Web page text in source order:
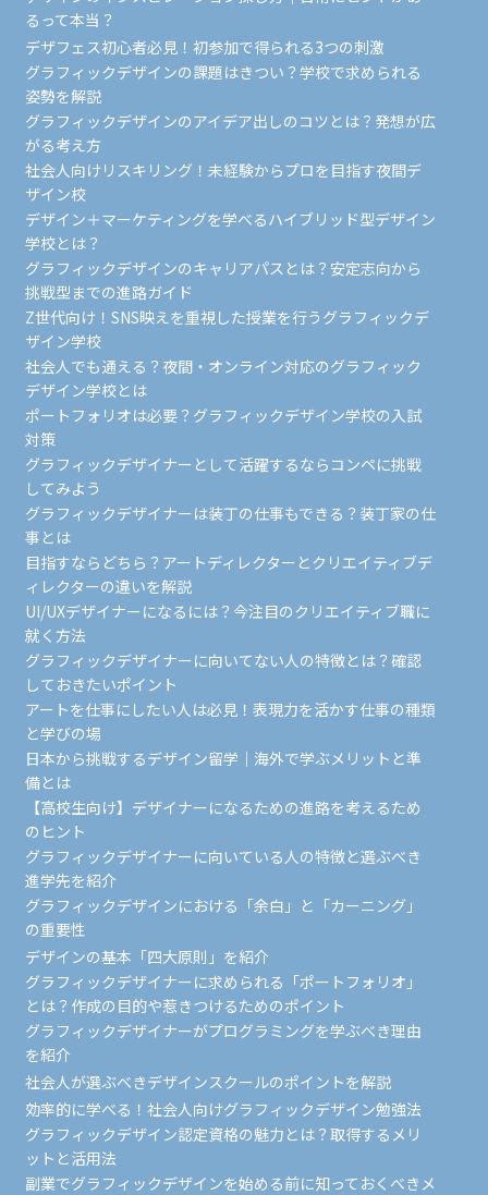
るって本当？
デザフェス初心者必見！初参加で得られる3つの刺激
グラフィックデザインの課題はきつい？学校で求められる
姿勢を解説
グラフィックデザインのアイデア出しのコツとは？発想が広
がる考え方
社会人向けリスキリング！未経験からプロを目指す夜間デ
ザイン校
デザイン＋マーケティングを学べるハイブリッド型デザイン
学校とは？
グラフィックデザインのキャリアパスとは？安定志向から
挑戦型までの進路ガイド
Z世代向け！SNS映えを重視した授業を行うグラフィックデ
ザイン学校
社会人でも通える？夜間・オンライン対応のグラフィック
デザイン学校とは
ポートフォリオは必要？グラフィックデザイン学校の入試
対策
グラフィックデザイナーとして活躍するならコンペに挑戦
してみよう
グラフィックデザイナーは装丁の仕事もできる？装丁家の仕
事とは
目指すならどちら？アートディレクターとクリエイティブデ
ィレクターの違いを解説
UI/UXデザイナーになるには？今注目のクリエイティブ職に
就く方法
グラフィックデザイナーに向いてない人の特徴とは？確認
しておきたいポイント
アートを仕事にしたい人は必見！表現力を活かす仕事の種類
と学びの場
日本から挑戦するデザイン留学｜海外で学ぶメリットと準
備とは
【高校生向け】デザイナーになるための進路を考えるため
のヒント
グラフィックデザイナーに向いている人の特徴と選ぶべき
進学先を紹介
グラフィックデザインにおける「余白」と「カーニング」
の重要性
デザインの基本「四大原則」を紹介
グラフィックデザイナーに求められる「ポートフォリオ」
とは？作成の目的や惹きつけるためのポイント
グラフィックデザイナーがプログラミングを学ぶべき理由
を紹介
社会人が選ぶべきデザインスクールのポイントを解説
効率的に学べる！社会人向けグラフィックデザイン勉強法
グラフィックデザイン認定資格の魅力とは？取得するメリ
ットと活用法
副業でグラフィックデザインを始める前に知っておくべきメ